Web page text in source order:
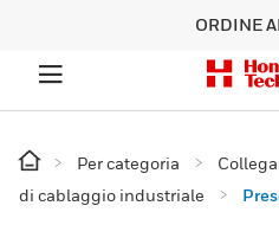
ORDINE
Per categoria
di cablaggio industriale